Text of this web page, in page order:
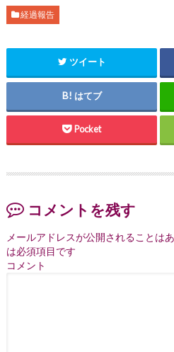
経過報告
ツイート
はてブ
Pocket
コメントを残す
メールアドレスが公開されることはあ
は必須項目です
コメント